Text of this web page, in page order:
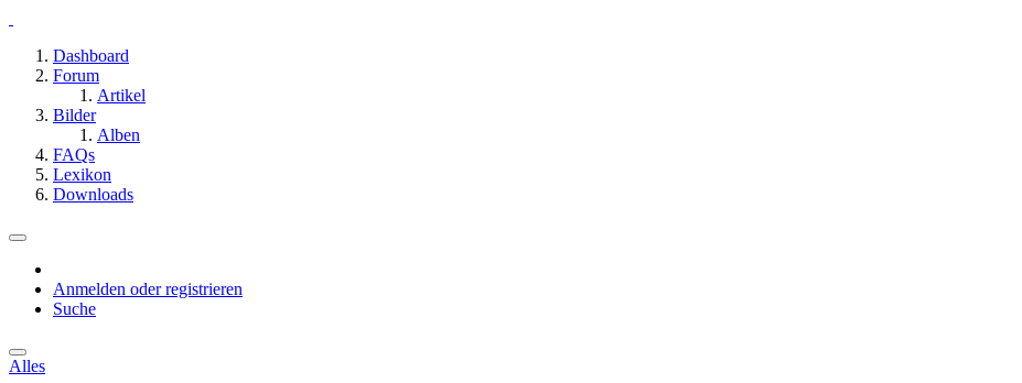
Dashboard
Forum
Artikel
Bilder
Alben
FAQs
Lexikon
Downloads
Anmelden oder registrieren
Suche
Alles